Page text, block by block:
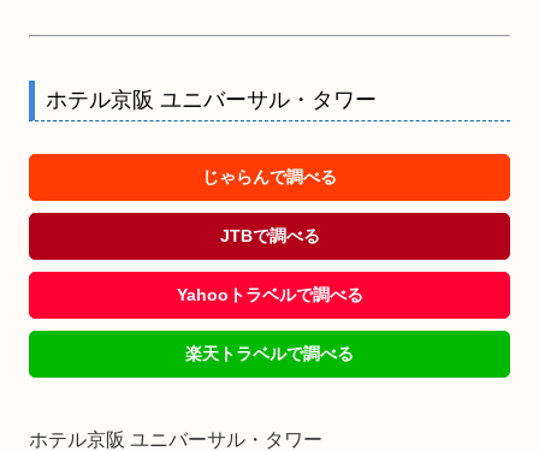
ホテル京阪 ユニバーサル・タワー
じゃらんで調べる
JTBで調べる
Yahooトラベルで調べる
楽天トラベルで調べる
ホテル京阪 ユニバーサル・タワー